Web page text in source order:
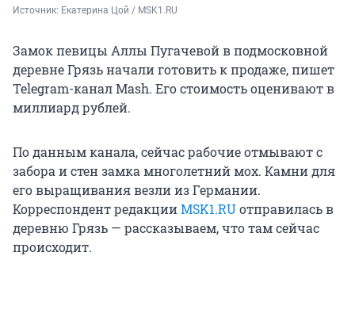
Источник: Екатерина Цой / MSK1.RU
Замок певицы Аллы Пугачевой в подмосковной
деревне Грязь начали готовить к продаже, пишет
Telegram-канал Mash. Его стоимость оценивают в
миллиард рублей.
По данным канала, сейчас рабочие отмывают с
забора и стен замка многолетний мох. Камни для
его выращивания везли из Германии.
Корреспондент редакцииMSK1.RUотправилась в
деревню Грязь — рассказываем, что там сейчас
происходит.